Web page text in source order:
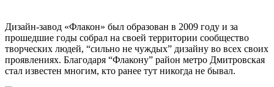
Дизайн-завод «Флакон» был образован в 2009 году и за
прошедшие годы собрал на своей территории сообщество
творческих людей, “сильно не чуждых” дизайну во всех своих
проявлениях. Благодаря “Флакону” район метро Дмитровская
стал известен многим, кто ранее тут никогда не бывал.